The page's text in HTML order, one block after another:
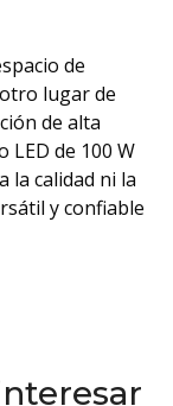
de
lugar de
de alta
LED de 100 W
la calidad ni la
y confiable